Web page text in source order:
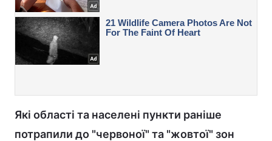
Які області та населені пункти раніше
потрапили до "червоної" та "жовтої" зон